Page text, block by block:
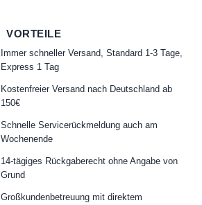
VORTEILE
Immer schneller Versand, Standard 1-3 Tage,
Express 1 Tag
Kostenfreier Versand nach Deutschland ab
150€
Schnelle Servicerückmeldung auch am
Wochenende
14-tägiges Rückgaberecht ohne Angabe von
Grund
Großkundenbetreuung mit direktem